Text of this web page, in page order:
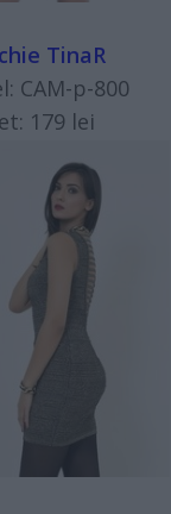
TinaR
CAM-p-800
179 lei